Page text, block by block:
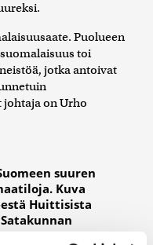
Puolueen
toi
jotka antoivat
on Urho
suuren
Kuva
Huittisista